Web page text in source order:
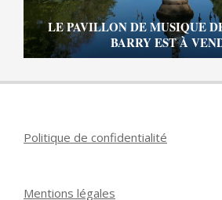
LE PAVILLON DE MUSIQUE
BARRY EST À
Politique de confidentialité
Mentions légales